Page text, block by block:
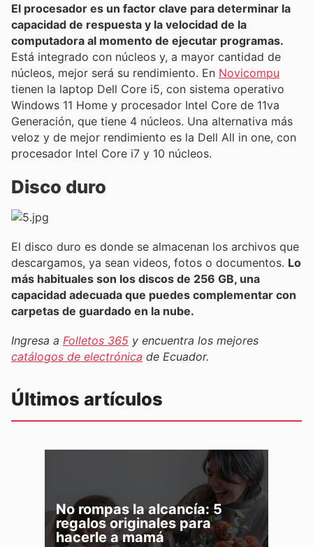
El procesador es un factor clave para determinar la
capacidad de respuesta y la velocidad de la
computadora al momento de ejecutar programas.
Está integrado con núcleos y, a mayor cantidad de
núcleos, mejor será su rendimiento. En Novicompu
tienen la laptop Dell Core i5, con sistema operativo
Windows 11 Home y procesador Intel Core de 11va
Generación, que tiene 4 núcleos. Una alternativa más
veloz y de mejor rendimiento es la Dell All in one, con
procesador Intel Core i7 y 10 núcleos.
Disco duro
El disco duro es donde se almacenan los archivos que
descargamos, ya sean videos, fotos o documentos. Lo
más habituales son los discos de 256 GB, una
capacidad adecuada que puedes complementar con
carpetas de guardado en la nube.
Ingresa a Folletos 365 y encuentra los mejores
catálogos de electrónica de Ecuador.
Últimos artículos
No rompas la alcancía: 5
regalos originales para
hacerle a mamá